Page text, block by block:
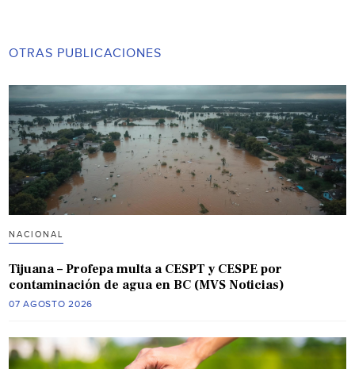
OTRAS PUBLICACIONES
NACIONAL
Tijuana – Profepa multa a CESPT y CESPE por
contaminación de agua en BC (MVS Noticias)
07 AGOSTO 2026